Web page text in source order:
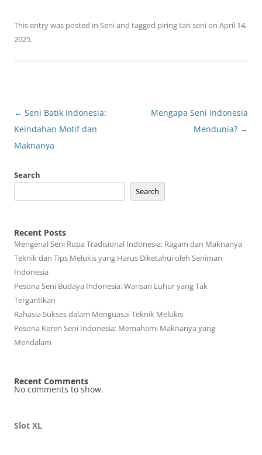
This entry was posted in Seniand tagged piring tari senion April 14,
2025.
Post
navigation
← Seni Batik Indonesia:
Keindahan Motif dan
Maknanya
Mengapa Seni Indonesia
Mendunia? →
Search
Search
Recent Posts
Mengenal Seni Rupa Tradisional Indonesia: Ragam dan Maknanya
Teknik dan Tips Melukis yang Harus Diketahui oleh Seniman
Indonesia
Pesona Seni Budaya Indonesia: Warisan Luhur yang Tak
Tergantikan
Rahasia Sukses dalam Menguasai Teknik Melukis
Pesona Keren Seni Indonesia: Memahami Maknanya yang
Mendalam
Recent Comments
No comments to show.
Slot XL